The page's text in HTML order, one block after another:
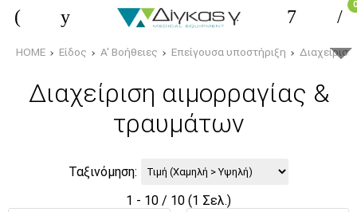
0
HOME Είδος Α' Βοήθειες Επείγουσα υποστήριξη
Διαχείριση αιμορραγίας &
τραυμάτων
Ταξινόμηση:
1 - 10 / 10 (1 Σελ.)